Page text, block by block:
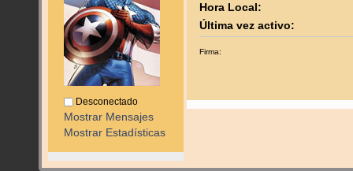
Desconectado
Mostrar Mensajes
Mostrar Estadísticas
Hora Local:
Última vez activo:
Firma: